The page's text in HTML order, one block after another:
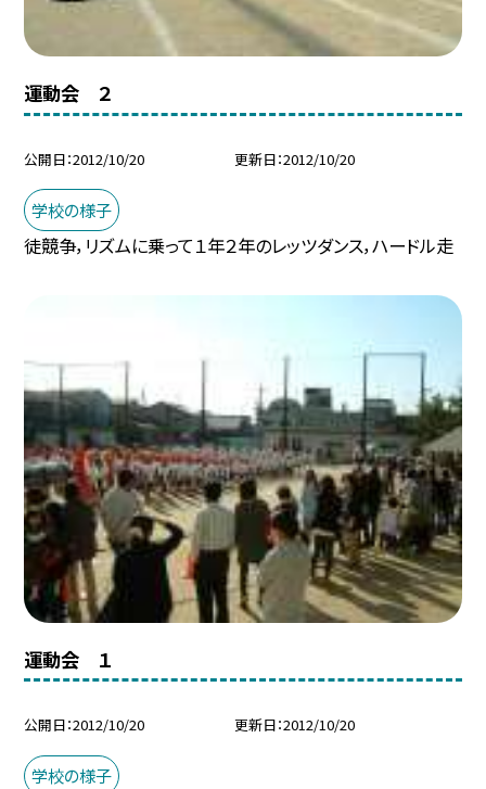
運動会 ２
公開日 2012/10/20 更新日 2012/10/20
学校の様子
徒競争，リズムに乗って１年２年のレッツダンス，ハードル走
運動会 １
公開日 2012/10/20 更新日 2012/10/20
学校の様子